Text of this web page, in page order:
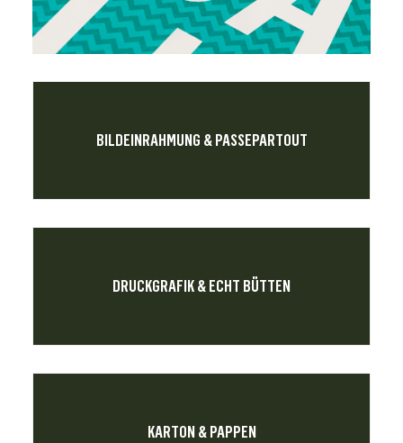
BILDEINRAHMUNG & PASSEPARTOUT
DRUCKGRAFIK & ECHT BÜTTEN
KARTON & PAPPEN